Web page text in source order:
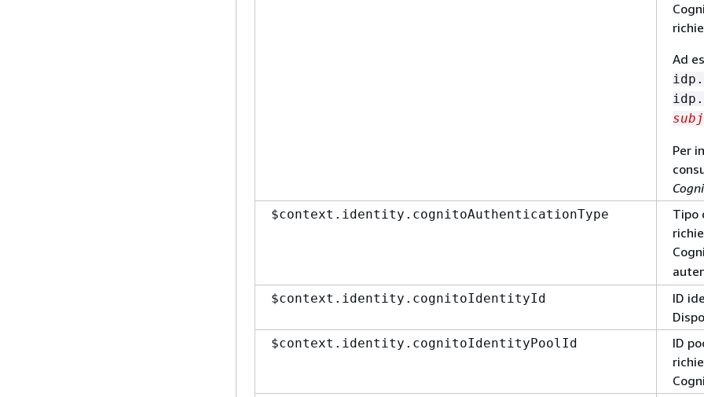
Ad
idp.
idp.
Per
$context.identity.cognitoAuthenticationType
Tipo
$context.identity.cognitoIdentityId
ID
$context.identity.cognitoIdentityPoolId
ID